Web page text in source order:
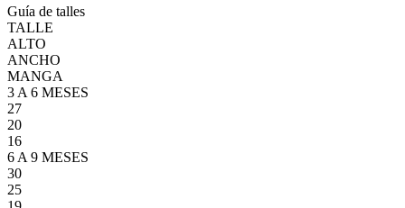
Guía de talles
TALLE
ALTO
ANCHO
MANGA
3 A 6 MESES
27
20
16
6 A 9 MESES
30
25